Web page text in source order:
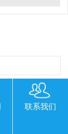
联系我们